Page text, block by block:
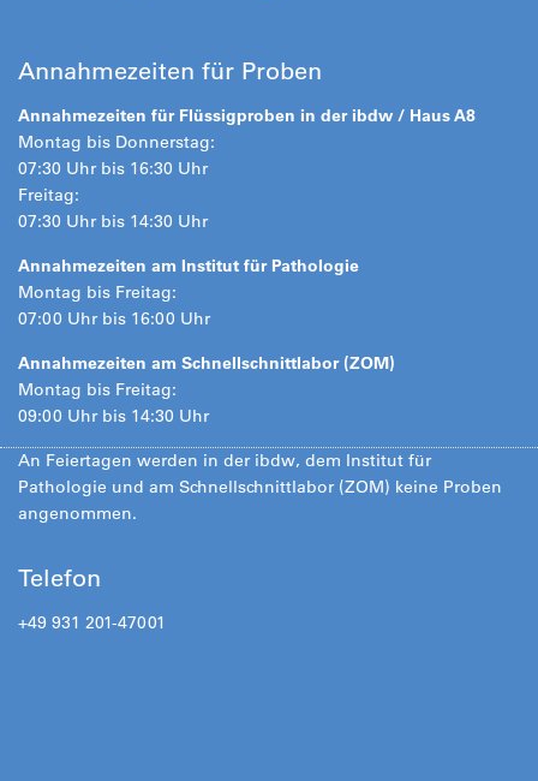
Annahmezeiten für Proben
Annahmezeiten für Flüssigproben in der ibdw / Haus A8
Montag bis Donnerstag:
07:30 Uhr bis 16:30 Uhr
Freitag:
07:30 Uhr bis 14:30 Uhr
Annahmezeiten am Institut für Pathologie
Montag bis Freitag:
07:00 Uhr bis 16:00 Uhr
Annahmezeiten am Schnellschnittlabor (ZOM)
Montag bis Freitag:
09:00 Uhr bis 14:30 Uhr
An Feiertagen werden in der ibdw, dem Institut für
Pathologie und am Schnellschnittlabor (ZOM) keine Proben
angenommen.
Telefon
+49 931 201-47001